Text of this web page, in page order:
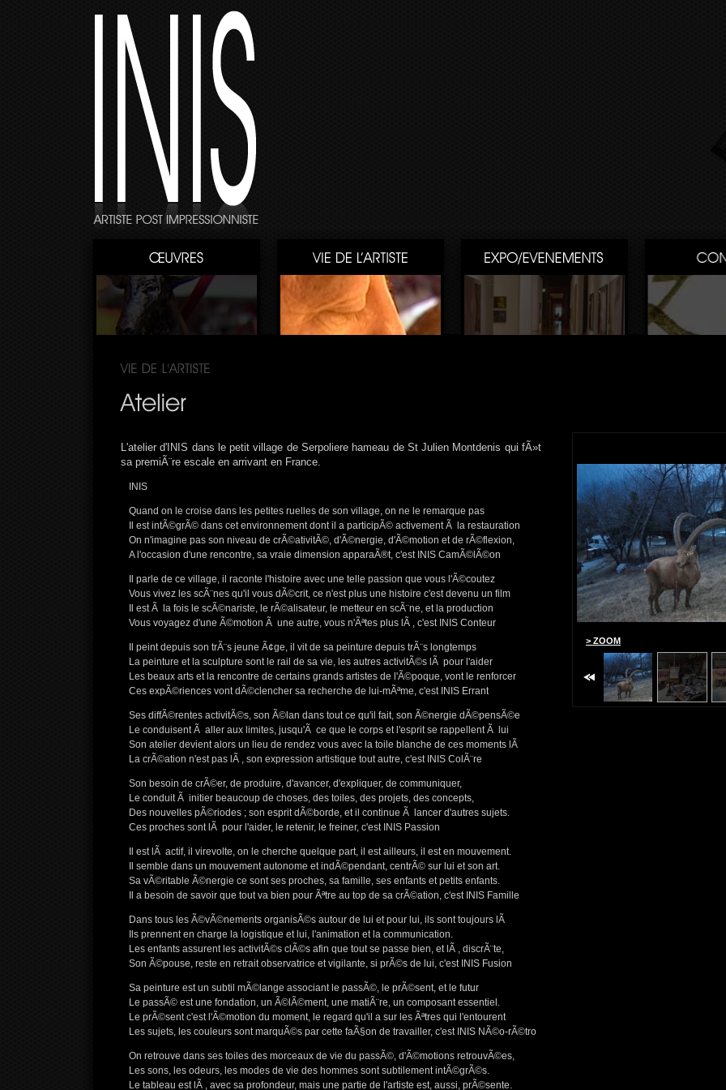
L'atelier d'INIS dans le petit village de Serpoliere hameau de St Julien Montdenis qui fÃ»t
sa premiÃ¨re escale en arrivant en France.
INIS
Quand on le croise dans les petites ruelles de son village, on ne le remarque pas
Il est intÃ©grÃ© dans cet environnement dont il a participÃ© activement Ã la restauration
On n'imagine pas son niveau de crÃ©ativitÃ©, d'Ã©nergie, d'Ã©motion et de rÃ©flexion,
A l'occasion d'une rencontre, sa vraie dimension apparaÃ®t, c'est INIS CamÃ©lÃ©on
Il parle de ce village, il raconte l'histoire avec une telle passion que vous l'Ã©coutez
Vous vivez les scÃ¨nes qu'il vous dÃ©crit, ce n'est plus une histoire c'est devenu un film
Il est Ã la fois le scÃ©nariste, le rÃ©alisateur, le metteur en scÃ¨ne, et la production
Vous voyagez d'une Ã©motion Ã une autre, vous n'Ãªtes plus lÃ , c'est INIS Conteur
Il peint depuis son trÃ¨s jeune Ã¢ge, il vit de sa peinture depuis trÃ¨s longtemps
La peinture et la sculpture sont le rail de sa vie, les autres activitÃ©s lÃ pour l'aider
Les beaux arts et la rencontre de certains grands artistes de l'Ã©poque, vont le renforcer
Ces expÃ©riences vont dÃ©clencher sa recherche de lui-mÃªme, c'est INIS Errant
Ses diffÃ©rentes activitÃ©s, son Ã©lan dans tout ce qu'il fait, son Ã©nergie dÃ©pensÃ©e
Le conduisent Ã aller aux limites, jusqu'Ã ce que le corps et l'esprit se rappellent Ã lui
Son atelier devient alors un lieu de rendez vous avec la toile blanche de ces moments lÃ
La crÃ©ation n'est pas lÃ , son expression artistique tout autre, c'est INIS ColÃ¨re
Son besoin de crÃ©er, de produire, d'avancer, d'expliquer, de communiquer,
Le conduit Ã initier beaucoup de choses, des toiles, des projets, des concepts,
Des nouvelles pÃ©riodes ; son esprit dÃ©borde, et il continue Ã lancer d'autres sujets.
Ces proches sont lÃ pour l'aider, le retenir, le freiner, c'est INIS Passion
Il est lÃ actif, il virevolte, on le cherche quelque part, il est ailleurs, il est en mouvement.
Il semble dans un mouvement autonome et indÃ©pendant, centrÃ© sur lui et son art.
Sa vÃ©ritable Ã©nergie ce sont ses proches, sa famille, ses enfants et petits enfants.
Il a besoin de savoir que tout va bien pour Ãªtre au top de sa crÃ©ation, c'est INIS Famille
Dans tous les Ã©vÃ©nements organisÃ©s autour de lui et pour lui, ils sont toujours lÃ
Ils prennent en charge la logistique et lui, l'animation et la communication.
Les enfants assurent les activitÃ©s clÃ©s afin que tout se passe bien, et lÃ , discrÃ¨te,
Son Ã©pouse, reste en retrait observatrice et vigilante, si prÃ©s de lui, c'est INIS Fusion
Sa peinture est un subtil mÃ©lange associant le passÃ©, le prÃ©sent, et le futur
Le passÃ© est une fondation, un Ã©lÃ©ment, une matiÃ¨re, un composant essentiel.
Le prÃ©sent c'est l'Ã©motion du moment, le regard qu'il a sur les Ãªtres qui l'entourent
Les sujets, les couleurs sont marquÃ©s par cette faÃ§on de travailler, c'est INIS NÃ©o-rÃ©tro
On retrouve dans ses toiles des morceaux de vie du passÃ©, d'Ã©motions retrouvÃ©es,
Les sons, les odeurs, les modes de vie des hommes sont subtilement intÃ©grÃ©s.
Le tableau est lÃ , avec sa profondeur, mais une partie de l'artiste est, aussi, prÃ©sente.
> ZOOM
> ZOOM